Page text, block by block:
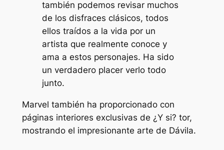
también podemos revisar muchos
de los disfraces clásicos, todos
ellos traídos a la vida por un
artista que realmente conoce y
ama a estos personajes. Ha sido
un verdadero placer verlo todo
junto.
Marvel también ha proporcionado con
páginas interiores exclusivas de ¿Y si? tor,
mostrando el impresionante arte de Dávila.